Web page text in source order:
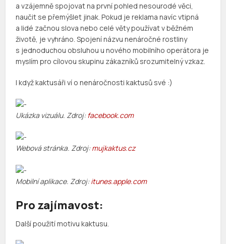
a vzájemně spojovat na první pohled nesourodé věci,
naučit se přemýšlet jinak. Pokud je reklama navíc vtipná
a lidé začnou slova nebo celé věty používat v běžném
životě, je vyhráno. Spojení názvu nenáročné rostliny
s jednoduchou obsluhou u nového mobilního operátora je
myslím pro cílovou skupinu zákazníků srozumitelný vzkaz.
I když kaktusáři ví o nenáročnosti kaktusů své :)
Ukázka vizuálu. Zdroj:facebook.com
Webová stránka. Zdroj:mujkaktus.cz
Mobilní aplikace. Zdroj:itunes.apple.com
Pro zajímavost:
Další použití motivu kaktusu.